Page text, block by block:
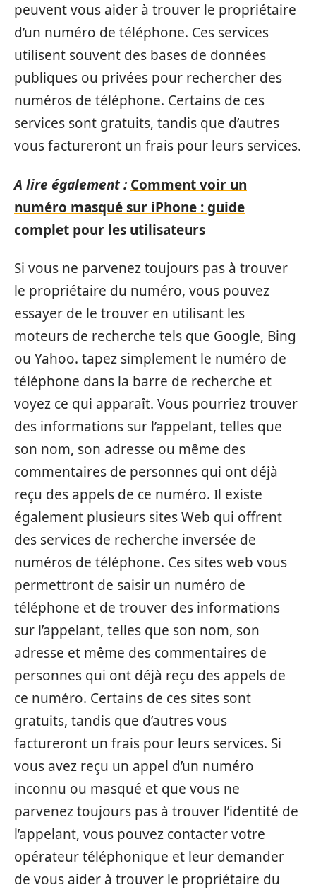
peuvent vous aider à trouver le propriétaire
d’un numéro de téléphone. Ces services
utilisent souvent des bases de données
publiques ou privées pour rechercher des
numéros de téléphone. Certains de ces
services sont gratuits, tandis que d’autres
vous factureront un frais pour leurs services.
A lire également : Comment voir un
numéro masqué sur iPhone : guide
complet pour les utilisateurs
Si vous ne parvenez toujours pas à trouver
le propriétaire du numéro, vous pouvez
essayer de le trouver en utilisant les
moteurs de recherche tels que Google, Bing
ou Yahoo. tapez simplement le numéro de
téléphone dans la barre de recherche et
voyez ce qui apparaît. Vous pourriez trouver
des informations sur l’appelant, telles que
son nom, son adresse ou même des
commentaires de personnes qui ont déjà
reçu des appels de ce numéro. Il existe
également plusieurs sites Web qui offrent
des services de recherche inversée de
numéros de téléphone. Ces sites web vous
permettront de saisir un numéro de
téléphone et de trouver des informations
sur l’appelant, telles que son nom, son
adresse et même des commentaires de
personnes qui ont déjà reçu des appels de
ce numéro. Certains de ces sites sont
gratuits, tandis que d’autres vous
factureront un frais pour leurs services. Si
vous avez reçu un appel d’un numéro
inconnu ou masqué et que vous ne
parvenez toujours pas à trouver l’identité de
l’appelant, vous pouvez contacter votre
opérateur téléphonique et leur demander
de vous aider à trouver le propriétaire du